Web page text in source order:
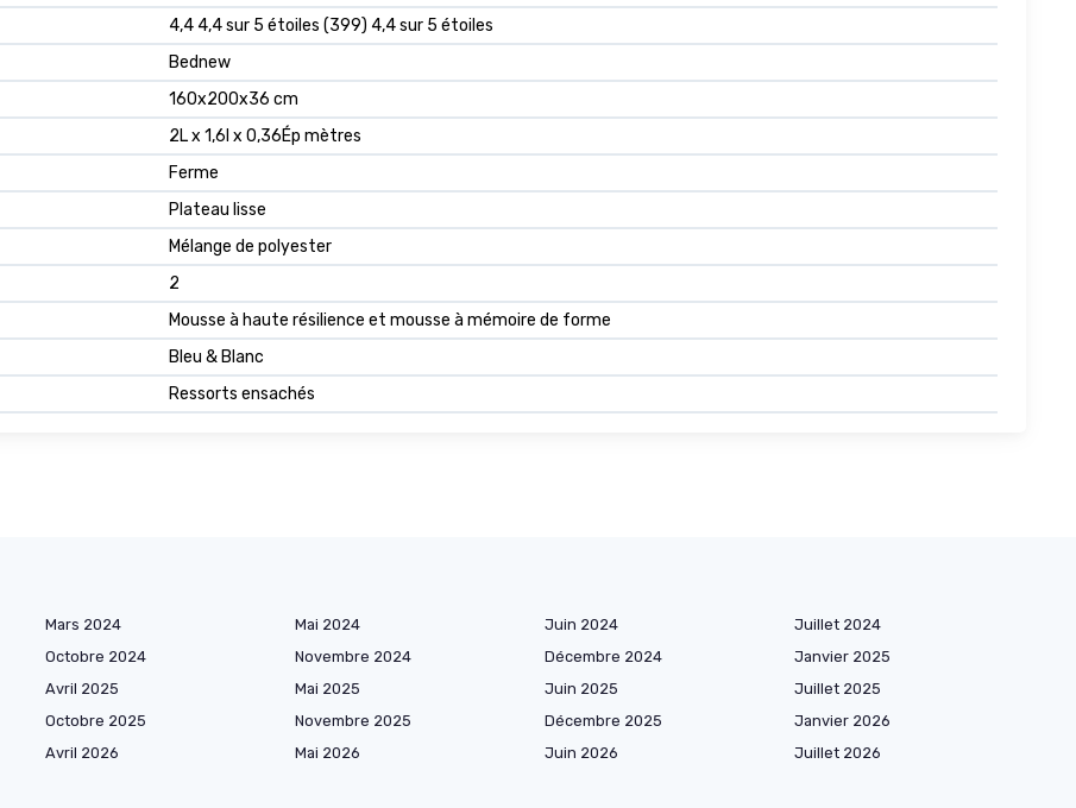
4,4 4,4 sur 5 étoiles (399) 4,4 sur 5 étoiles
Bednew
160x200x36 cm
2L x 1,6l x 0,36Ép mètres
Ferme
Plateau lisse
Mélange de polyester
2
Mousse à haute résilience et mousse à mémoire de forme
Bleu & Blanc
Ressorts ensachés
Mars 2024 Mai 2024 Juin 2024
Juillet 2024
Octobre 2024 Novembre 2024 Décembre 2024
Janvier 2025
Avril 2025 Mai 2025 Juin 2025
Juillet 2025
Octobre 2025 Novembre 2025 Décembre 2025
Janvier 2026
Avril 2026 Mai 2026 Juin 2026
Juillet 2026